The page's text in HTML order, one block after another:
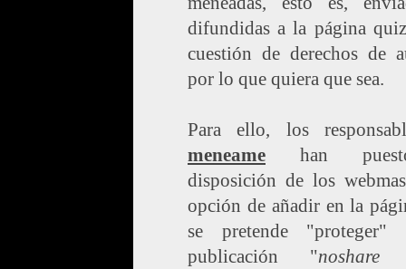
difundidas a la página
cuestión de derechos de
por lo que quiera que sea.
Para ello, los
meneame han
disposición de los
opción de añadir en la
se pretende
publicación "noshare